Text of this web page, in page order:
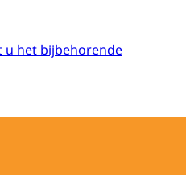
het bijbehorende